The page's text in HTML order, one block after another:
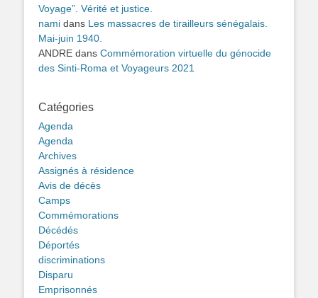
Voyage”. Vérité et justice.
nami dans Les massacres de tirailleurs sénégalais.
Mai-juin 1940.
ANDRE dans Commémoration virtuelle du génocide
des Sinti-Roma et Voyageurs 2021
Catégories
Agenda
Agenda
Archives
Assignés à résidence
Avis de décès
Camps
Commémorations
Décédés
Déportés
discriminations
Disparu
Emprisonnés